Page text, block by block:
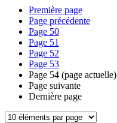
Première page
Page précédente
Page 50
Page 51
Page 52
Page 53
Page 54 (page actuelle)
Page suivante
Dernière page